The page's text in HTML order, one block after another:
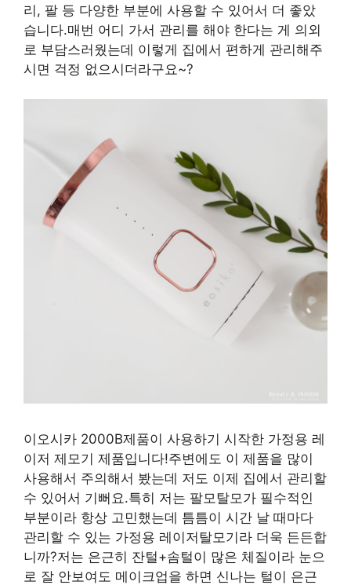
리, 팔 등 다양한 부분에 사용할 수 있어서 더 좋았
습니다.매번 어디 가서 관리를 해야 한다는 게 의외
로 부담스러웠는데 이렇게 집에서 편하게 관리해주
시면 걱정 없으시더라구요~?
이오시카 2000B제품이 사용하기 시작한 가정용 레
이저 제모기 제품입니다!주변에도 이 제품을 많이
사용해서 주의해서 봤는데 저도 이제 집에서 관리할
수 있어서 기뻐요.특히 저는 팔모탈모가 필수적인
부분이라 항상 고민했는데 틈틈이 시간 날 때마다
관리할 수 있는 가정용 레이저탈모기라 더욱 든든합
니까?저는 은근히 잔털+솜털이 많은 체질이라 눈으
로 잘 안보여도 메이크업을 하면 신나는 털이 은근